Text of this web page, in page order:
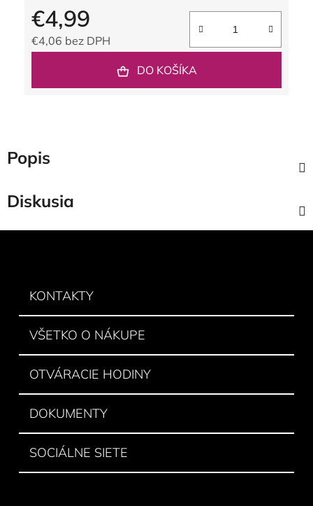
€4,99
€4,06 bez DPH
DO KOŠÍKA
Popis
Diskusia
KONTAKTY
VŠETKO O NÁKUPE
OTVÁRACIE HODINY
DOKUMENTY
SOCIÁLNE SIETE